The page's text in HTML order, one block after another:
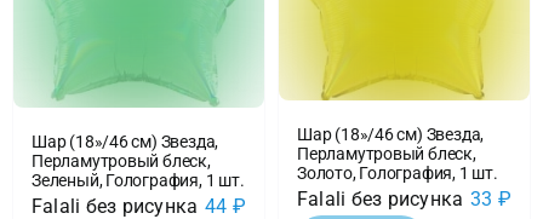
Шар (18»/46 см) Звезда,
Перламутровый блеск,
Зеленый, Голография, 1 шт.
Falali без рисунка 44 ₽
Шар (18»/46 см) Звезда,
Перламутровый блеск,
Золото, Голография, 1 шт.
Falali без рисунка 33 ₽